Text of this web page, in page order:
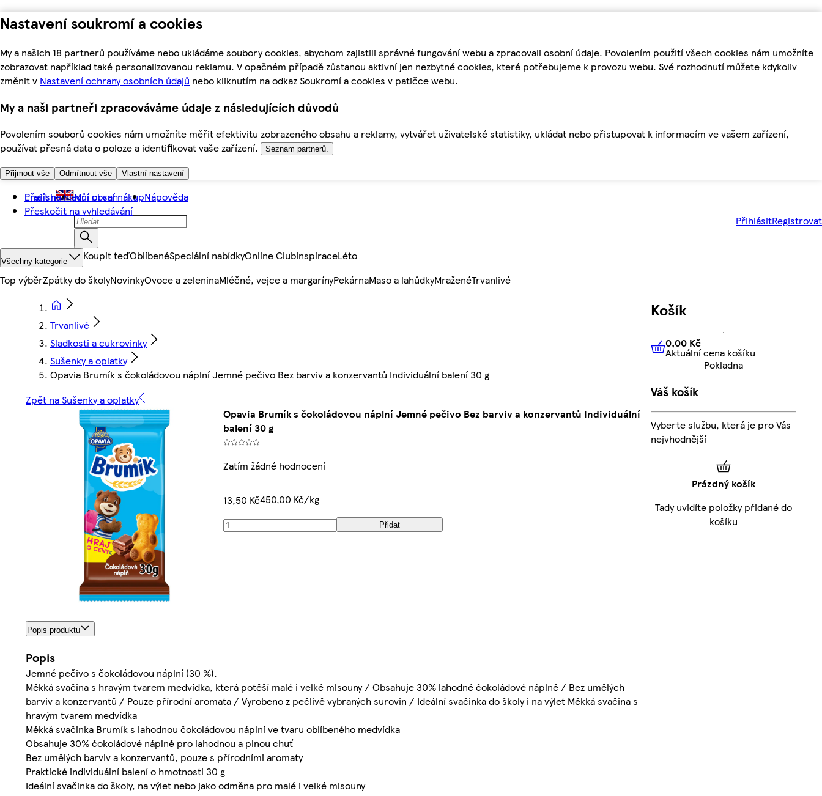
Nastavení soukromí a cookies
My a našich 18 partnerů používáme nebo ukládáme soubory cookies, abychom zajistili správné fungování webu a zpracovali osobní údaje. Povolením použití všech cookies nám umožníte
zobrazovat například také personalizovanou reklamu. V opačném případě zůstanou aktivní jen nezbytné cookies, které potřebujeme k provozu webu. Své rozhodnutí můžete kdykoliv
změnit v Nastavení ochrany osobních údajů nebo kliknutím na odkaz Soukromí a cookies v patičce webu.
My a naši partneři zpracováváme údaje z následujících důvodů
Povolením souborů cookies nám umožníte měřit efektivitu zobrazeného obsahu a reklamy, vytvářet uživatelské statistiky, ukládat nebo přistupovat k informacím ve vašem zařízení,
používat přesná data o poloze a identifikovat vaše zařízení.
Seznam partnerů.
Přijmout vše Odmítnout vše Vlastní nastavení
Přejít na hlavní obsah
Přeskočit na vyhledávání
English Můj první nákupNápověda
PřihlásitRegistrovat
Všechny kategorie Koupit teďOblíbenéSpeciální nabídkyOnline ClubInspiraceLéto
Top výběrZpátky do školyNovinkyOvoce a zeleninaMléčné, vejce a margarínyPekárnaMaso a lahůdkyMraženéTrvanlivé
Trvanlivé
Sladkosti a cukrovinky
Sušenky a oplatky
Opavia Brumík s čokoládovou náplní Jemné pečivo Bez barviv a konzervantů Individuální balení 30 g
Zpět na Sušenky a oplatky
Opavia Brumík s čokoládovou náplní Jemné pečivo Bez barviv a konzervantů Individuální
balení 30 g
Zatím žádné hodnocení
13,50 Kč450,00 Kč/kg
Přidat
Popis produktu
Popis
Jemné pečivo s čokoládovou náplní (30 %).
Měkká svačina s hravým tvarem medvídka, která potěší malé i velké mlsouny / Obsahuje 30% lahodné čokoládové náplně / Bez umělých
barviv a konzervantů / Pouze přírodní aromata / Vyrobeno z pečlivě vybraných surovin / Ideální svačinka do školy i na výlet Měkká svačina s
hravým tvarem medvídka
Měkká svačinka Brumík s lahodnou čokoládovou náplní ve tvaru oblíbeného medvídka
Obsahuje 30% čokoládové náplně pro lahodnou a plnou chuť
Bez umělých barviv a konzervantů, pouze s přírodními aromaty
Praktické individuální balení o hmotnosti 30 g
Ideální svačinka do školy, na výlet nebo jako odměna pro malé i velké mlsouny
Košík
0,00 KčAktuální cena košíku
0,00 Kč
Aktuální cena košíku
Pokladna
Váš košík
Vyberte službu, která je pro Vás
nejvhodnější
Prázdný košík
Tady uvidíte položky přidané do
košíku